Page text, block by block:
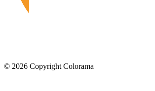
© 2026 Copyright Colorama